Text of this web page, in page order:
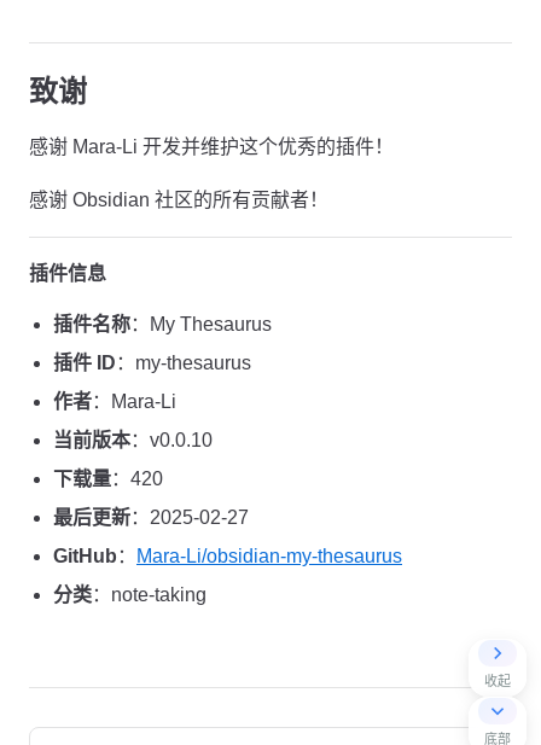
收起
底部
致谢
感谢 Mara-Li 开发并维护这个优秀的插件！
感谢 Obsidian 社区的所有贡献者！
插件信息
插件名称：My Thesaurus
插件 ID ：my-thesaurus
作者：Mara-Li
当前版本：v0.0.10
下载量：420
最后更新：2025-02-27
GitHub ：
Mara-Li/obsidian-my-thesaurus
分类：note-taking
Pager